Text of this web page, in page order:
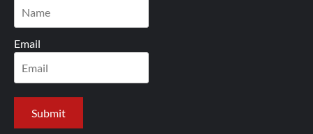
Email